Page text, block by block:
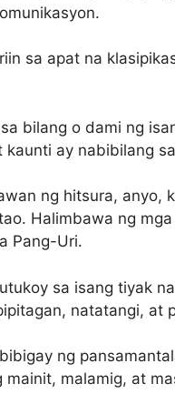
sa apat na
bilang o dami ng
kaunti ay nabibilang
ng hitsura, anyo,
Halimbawa ng
Pang-Uri.
sa isang tiyak
natatangi, at
ng
mainit, malamig, at